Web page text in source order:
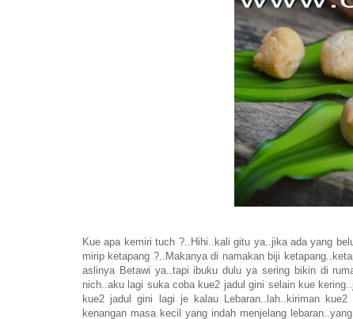
Kue apa kemiri tuch ?..Hihi..kali gitu ya..jika ada yang
mirip ketapang ?..Makanya di namakan biji
aslinya Betawi ya..tapi ibuku dulu ya sering bikin di
nich..aku lagi suka coba kue2 jadul gini selain kue
kue2 jadul gini lagi je kalau Lebaran..lah..kiriman
kenangan masa kecil yang indah menjelang